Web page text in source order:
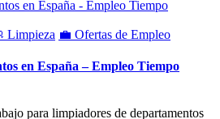
Limpieza 💼 Ofertas de Empleo
en España – Empleo Tiempo
para limpiadores de departamentos